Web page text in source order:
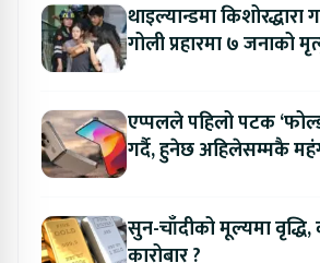
थाइल्यान्डमा
गोली
एप्पलले पहिलो पटक
गर्दै, हुनेछ अहिलेसम्मकै
सुन-चाँदीको मूल्यमा